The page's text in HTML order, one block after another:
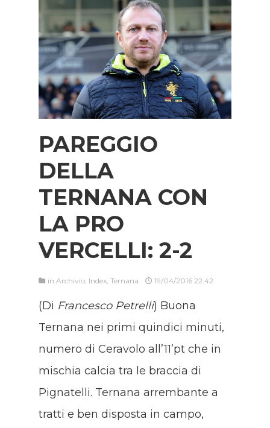
PAREGGIO
DELLA
TERNANA CON
LA PRO
VERCELLI: 2-2
in Archivio Index Ternana 19/04/2016 22:42
(Di Francesco Petrelli) Buona
Ternana nei primi quindici minuti,
numero di Ceravolo all’11’pt che in
mischia calcia tra le braccia di
Pignatelli. Ternana arrembante a
tratti e ben disposta in campo,